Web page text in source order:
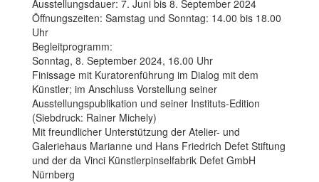
Ausstellungsdauer: 7. Juni bis 8. September 2024
Öffnungszeiten: Samstag und Sonntag: 14.00 bis 18.00
Uhr
Begleitprogramm:
Sonntag, 8. September 2024, 16.00 Uhr
Finissage mit Kuratorenführung im Dialog mit dem
Künstler; im Anschluss Vorstellung seiner
Ausstellungspublikation und seiner Instituts-Edition
(Siebdruck: Rainer Michely)
Mit freundlicher Unterstützung der Atelier- und
Galeriehaus Marianne und Hans Friedrich Defet Stiftung
und der da Vinci Künstlerpinselfabrik Defet GmbH
Nürnberg